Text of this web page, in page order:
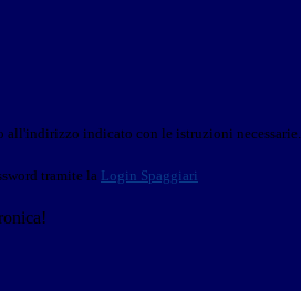
all'indirizzo indicato con le istruzioni necessarie.
tramite la Login Spaggiari